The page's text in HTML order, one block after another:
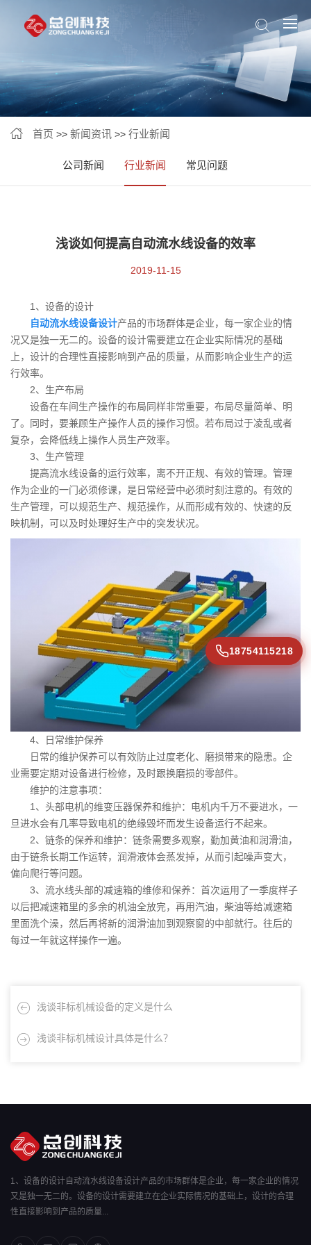
首页 >> 新闻资讯 >> 行业新闻
公司新闻 行业新闻 常见问题
浅谈如何提高自动流水线设备的效率
2019-11-15
1、设备的设计
自动流水线设备设计产品的市场群体是企业，每一家企业的情
况又是独一无二的。设备的设计需要建立在企业实际情况的基础
上，设计的合理性直接影响到产品的质量，从而影响企业生产的运
行效率。
2、生产布局
设备在车间生产操作的布局同样非常重要，布局尽量简单、明
了。同时，要兼顾生产操作人员的操作习惯。若布局过于凌乱或者
复杂，会降低线上操作人员生产效率。
3、生产管理
提高流水线设备的运行效率，离不开正规、有效的管理。管理
作为企业的一门必须修课，是日常经营中必须时刻注意的。有效的
生产管理，可以规范生产、规范操作，从而形成有效的、快速的反
映机制，可以及时处理好生产中的突发状况。
4、日常维护保养
日常的维护保养可以有效防止过度老化、磨损带来的隐患。企
业需要定期对设备进行检修，及时跟换磨损的零部件。
维护的注意事项：
1、头部电机的维变压器保养和维护：电机内千万不要进水，一
旦进水会有几率导致电机的绝缘毁坏而发生设备运行不起来。
2、链条的保养和维护：链条需要多观察，勤加黄油和润滑油，
由于链条长期工作运转，润滑液体会蒸发掉，从而引起噪声变大，
偏向爬行等问题。
3、流水线头部的减速箱的维修和保养：首次运用了一季度样子
以后把减速箱里的多余的机油全放完，再用汽油，柴油等给减速箱
里面洗个澡，然后再将新的润滑油加到观察窗的中部就行。往后的
每过一年就这样操作一遍。
浅谈非标机械设备的定义是什么
浅谈非标机械设计具体是什么？
1、设备的设计自动流水线设备设计产品的市场群体是企业，每一家企业的情况
又是独一无二的。设备的设计需要建立在企业实际情况的基础上，设计的合理
性直接影响到产品的质量...
18754115218